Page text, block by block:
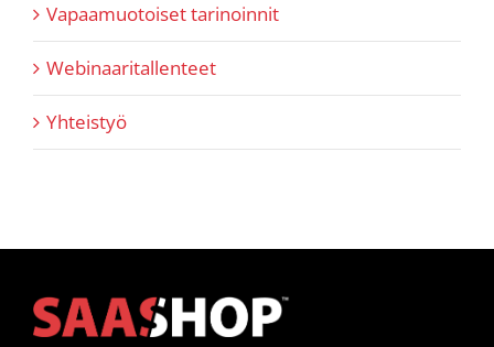
Vapaamuotoiset tarinoinnit
Webinaaritallenteet
Yhteistyö